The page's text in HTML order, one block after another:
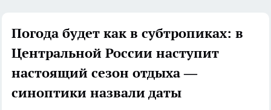
Погода будет как в субтропиках: в
Центральной России наступит
настоящий сезон отдыха —
синоптики назвали даты